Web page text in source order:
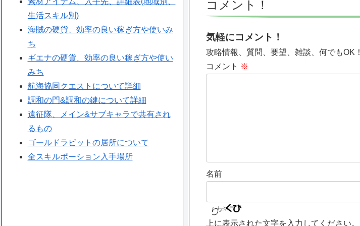
コメント！
気軽にコメント！
攻略情報、質問、要望、雑談、何でもOK！
コメント ※
名前
上に表示された文字を入力してください。
生活スキル別)
海賊の硬貨、効率の良い稼ぎ方や使いみ
ち
ギエナの硬貨、効率の良い稼ぎ方や使い
みち
航海協同クエストについて詳細
調和の門&調和の鍵について詳細
遠征隊、メイン&サブキャラで共有され
るもの
ゴールドラビットの居所について
全スキルポーション入手場所